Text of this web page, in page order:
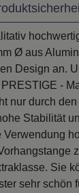
Ø aus
Design an.
-
nur durch
Stabilität
Verwendung
Sie
sehr schön